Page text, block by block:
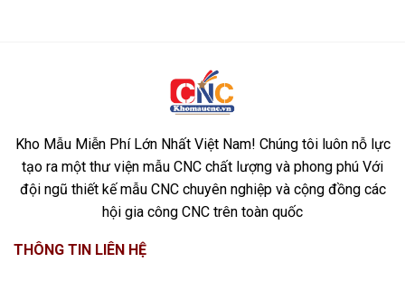
Kho Mẫu Miễn Phí Lớn Nhất Việt Nam! Chúng tôi luôn nỗ lực
tạo ra một thư viện mẫu CNC chất lượng và phong phú Với
đội ngũ thiết kế mẫu CNC chuyên nghiệp và cộng đồng các
hội gia công CNC trên toàn quốc
THÔNG TIN LIÊN HỆ